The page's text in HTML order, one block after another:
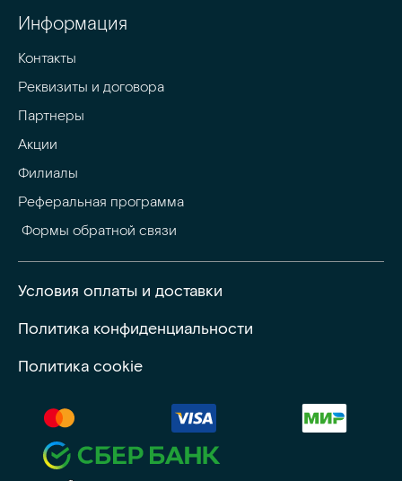
Информация
Контакты
Реквизиты и договора
Партнеры
Акции
Филиалы
Реферальная программа
Формы обратной связи
Условия оплаты и доставки
Политика конфиденциальности
Политика cookie